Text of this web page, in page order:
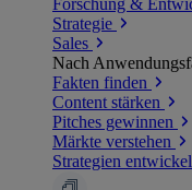
Forschung &
Strategie
Sales
Nach
Fakten finden
Content stärken
Pitches gewinnen
Märkte verstehen
Strategien